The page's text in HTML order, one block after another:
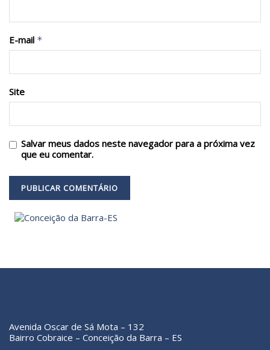
E-mail *
Site
Salvar meus dados neste navegador para a próxima vez
que eu comentar.
Avenida Oscar de Sá Mota – 132
Bairro Cobraice – Conceição da Barra – ES